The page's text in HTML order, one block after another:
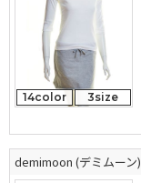
14color 3size
demimoon (デミムーン)